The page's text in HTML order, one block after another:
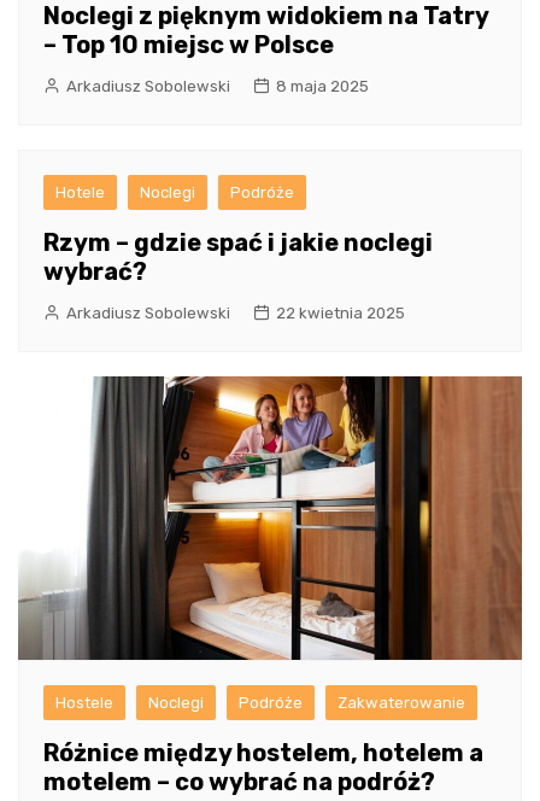
Noclegi z pięknym widokiem na Tatry
– Top 10 miejsc w Polsce
Arkadiusz Sobolewski 8 maja 2025
Hotele Noclegi Podróże
Rzym – gdzie spać i jakie noclegi
wybrać?
Arkadiusz Sobolewski 22 kwietnia 2025
Hostele Noclegi Podróże Zakwaterowanie
Różnice między hostelem, hotelem a
motelem – co wybrać na podróż?